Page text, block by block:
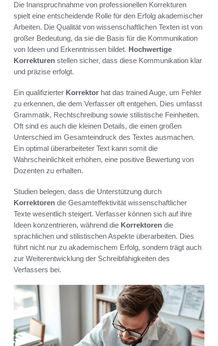
Die Inanspruchnahme von professionellen Korrekturen
spielt eine entscheidende Rolle für den Erfolg akademischer
Arbeiten. Die Qualität von wissenschaftlichen Texten ist von
großer Bedeutung, da sie die Basis für die Kommunikation
von Ideen und Erkenntnissen bildet. Hochwertige
Korrekturen stellen sicher, dass diese Kommunikation klar
und präzise erfolgt.
Ein qualifizierter Korrektor hat das trained Auge, um Fehler
zu erkennen, die dem Verfasser oft entgehen. Dies umfasst
Grammatik, Rechtschreibung sowie stilistische Feinheiten.
Oft sind es auch die kleinen Details, die einen großen
Unterschied im Gesamteindruck des Textes ausmachen.
Ein optimal überarbeiteter Text kann somit die
Wahrscheinlichkeit erhöhen, eine positive Bewertung von
Dozenten zu erhalten.
Studien belegen, dass die Unterstützung durch
Korrektoren die Gesamteffektivität wissenschaftlicher
Texte wesentlich steigert. Verfasser können sich auf ihre
Ideen konzentrieren, während die Korrektoren die
sprachlichen und stilistischen Aspekte überarbeiten. Dies
führt nicht nur zu akademischem Erfolg, sondern trägt auch
zur Weiterentwicklung der Schreibfähigkeiten des
Verfassers bei.